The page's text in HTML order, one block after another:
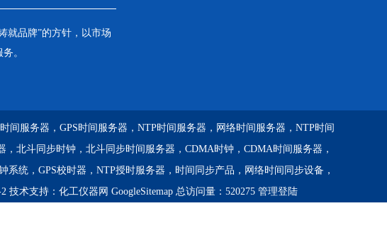
就品牌”的方针，以市场
。
间服务器，GPS时间服务器，NTP时间服务器，网络时间服务器，NTP时间
北斗同步时钟，北斗同步时间服务器，CDMA时钟，CDMA时间服务器，
统，GPS校时器，NTP授时服务器，时间同步产品，网络时间同步设备，
技术支持： 化工仪器网 GoogleSitemap总访问量：520275 管理登陆